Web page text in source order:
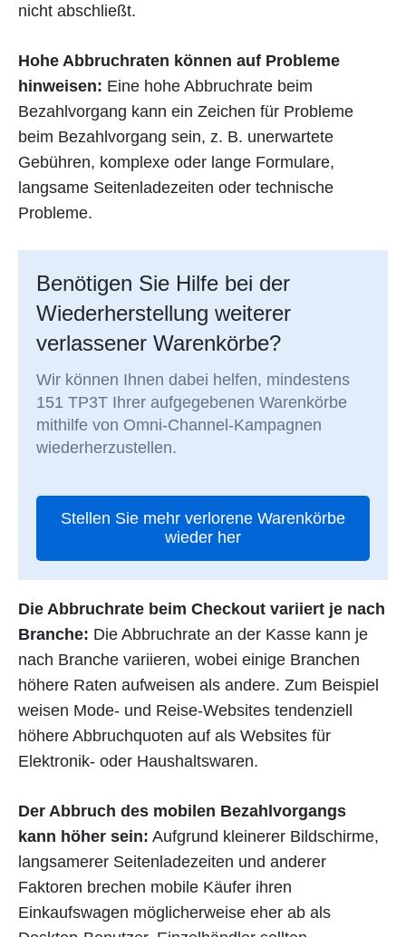
nicht abschließt.
Hohe Abbruchraten können auf Probleme
hinweisen: Eine hohe Abbruchrate beim
Bezahlvorgang kann ein Zeichen für Probleme
beim Bezahlvorgang sein, z. B. unerwartete
Gebühren, komplexe oder lange Formulare,
langsame Seitenladezeiten oder technische
Probleme.
Benötigen Sie Hilfe bei der
Wiederherstellung weiterer
verlassener Warenkörbe?
Wir können Ihnen dabei helfen, mindestens
151 TP3T Ihrer aufgegebenen Warenkörbe
mithilfe von Omni-Channel-Kampagnen
wiederherzustellen.
Stellen Sie mehr verlorene Warenkörbe
wieder her
Die Abbruchrate beim Checkout variiert je nach
Branche: Die Abbruchrate an der Kasse kann je
nach Branche variieren, wobei einige Branchen
höhere Raten aufweisen als andere. Zum Beispiel
weisen Mode- und Reise-Websites tendenziell
höhere Abbruchquoten auf als Websites für
Elektronik- oder Haushaltswaren.
Der Abbruch des mobilen Bezahlvorgangs
kann höher sein: Aufgrund kleinerer Bildschirme,
langsamerer Seitenladezeiten und anderer
Faktoren brechen mobile Käufer ihren
Einkaufswagen möglicherweise eher ab als